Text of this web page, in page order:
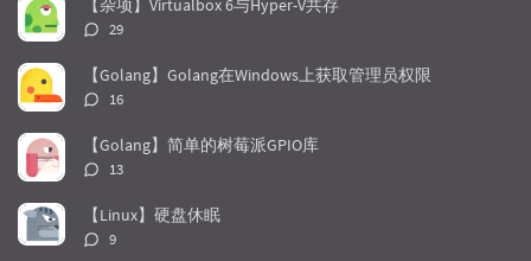
a
r
t
i
e
o
m
t
【杂项】Virtualbox 6与Hyper-V共存
评
数：
29
【Golang】Golang在Windows上获取管理员权限
评
数：
16
【Golang】简单的树莓派GPIO库
评
数：
13
【Linux】硬盘休眠
评
9